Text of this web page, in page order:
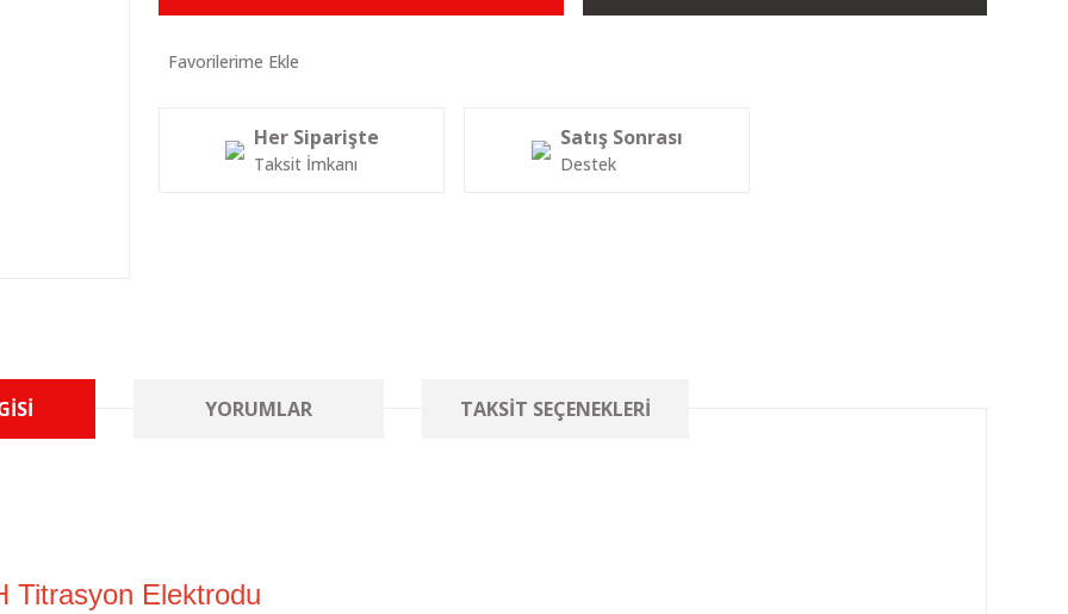
Her Siparişte
Taksit İmkanı
Satış Sonrası
Destek
YORUMLAR TAKSIT SEÇENEKLERI
Titrasyon Elektrodu